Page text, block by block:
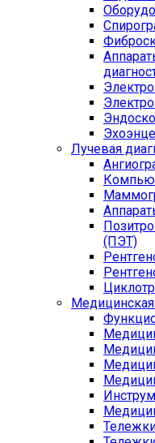
Лучевая
(ПЭТ)